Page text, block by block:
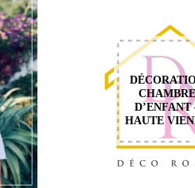
CHAMBRE
D’ENFANT
HAUTE